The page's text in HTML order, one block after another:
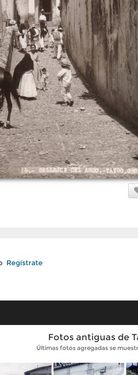
Regístrate
Fotos antiguas de
Últimas fotos agregadas se